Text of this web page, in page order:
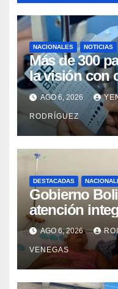
NACIONALES NOTICIAS
Más de 300
la visión con
cataratas en
AGO 6, 2026
RODRÍGUEZ
DESTACADAS
Gobierno
atención
con
AGO 6, 2026
VENEGAS